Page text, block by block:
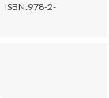
ISBN:978-2-